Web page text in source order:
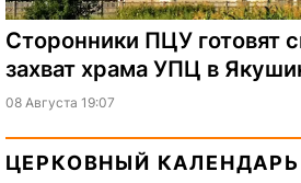
Сторонники ПЦУ готовят
захват храма УПЦ в
08 Августа 19:07
ЦЕРКОВНЫЙ КАЛЕНДАРЬ